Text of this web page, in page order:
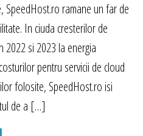
SpeedHost.ro ramane un far de
In ciuda cresterilor de
2022 si 2023 la energia
pentru servicii de cloud
folosite, SpeedHost.ro isi
de a […]